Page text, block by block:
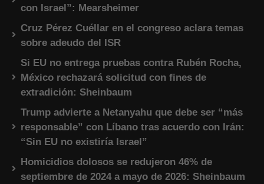
con Israel”: Mearsheimer
Cruz Pérez Cuéllar en el congreso aclara temas
sobre adeudo del ISR
Si EU no entrega pruebas contra Rubén Rocha,
México rechazará solicitud con fines de
extradición: Sheinbaum
Trump advierte a Netanyahu que debe ser “más
responsable” con Líbano tras acuerdo con Irán:
“Sin EU no existiría Israel”
Homicidios dolosos se redujeron 46% de
septiembre de 2024 a mayo de 2026: Sheinbaum